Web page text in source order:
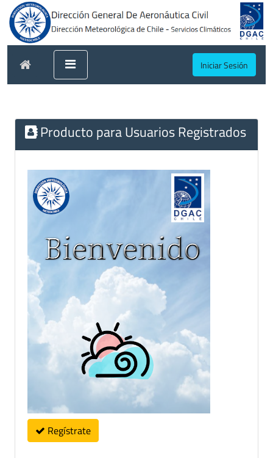
Iniciar Sesión
Producto para Usuarios Registrados
Regístrate